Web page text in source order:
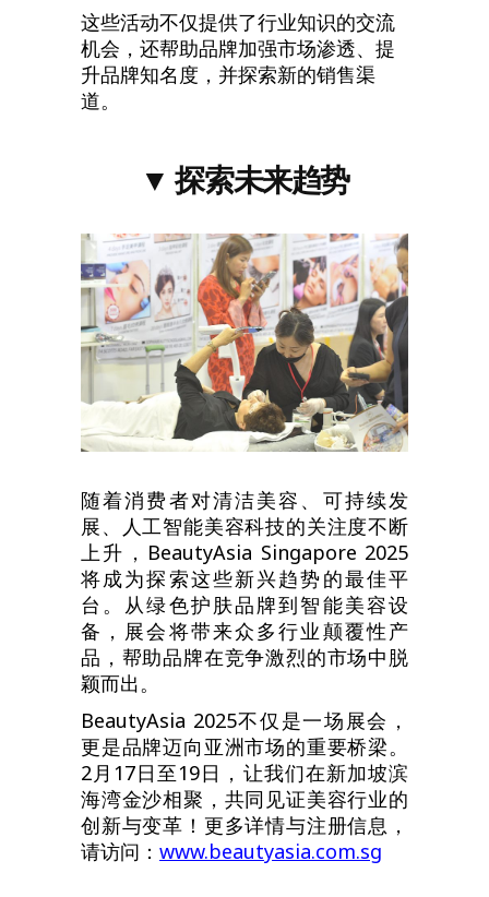
这些活动不仅提供了行业知识的交流
机会，还帮助品牌加强市场渗透、提
升品牌知名度，并探索新的销售渠
道。
▼探索未来趋势
随着消费者对清洁美容、可持续发
展、人工智能美容科技的关注度不断
上升，BeautyAsia Singapore 2025
将成为探索这些新兴趋势的最佳平
台。从绿色护肤品牌到智能美容设
备，展会将带来众多行业颠覆性产
品，帮助品牌在竞争激烈的市场中脱
颖而出。
BeautyAsia 2025不仅是一场展会，
更是品牌迈向亚洲市场的重要桥梁。
2月17日至19日，让我们在新加坡滨
海湾金沙相聚，共同见证美容行业的
创新与变革！更多详情与注册信息，
请访问： www.beautyasia.com.sg